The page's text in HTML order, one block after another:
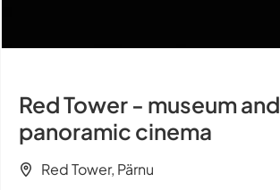
Red Tower - museum and
panoramic cinema
Red Tower, Pärnu